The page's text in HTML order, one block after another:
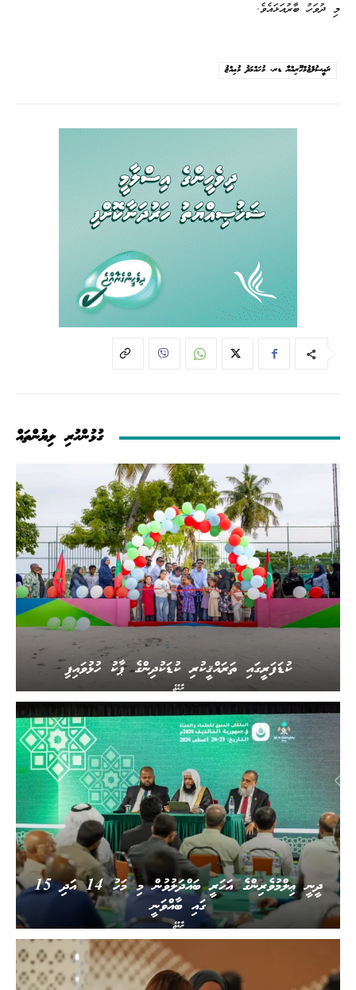
މި ދުވަހު ބާރުއަޅައެވެ.
ރައީސުލްޖުމްހޫރިއްޔާ ޑރ. މުޙައްމަދު މުޢިއްޒު
ގުޅުންހުރި ލިޔުންތައް
ރާއްޖެ
ކުޑަފަރީގައި ތަރައްޤީކުރި ކުޑަކުދިންގެ ޕާކު ހުޅުވައިފި
ރާއްޖެ
ދީނީ ޢިލްމުވެރިންގެ އަހަރީ ބައްދަލުވުން މި މަހު 14 އަދި 15
ގައި ބާއްވަނީ